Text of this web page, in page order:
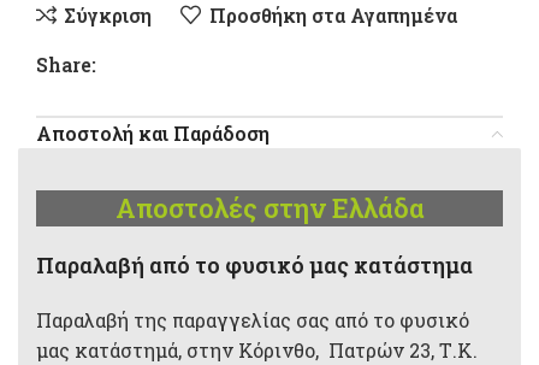
Σύγκριση
Προσθήκη στα Αγαπημένα
Share:
Αποστολή και Παράδοση
Αποστολές στην Ελλάδα
Παραλαβή από το φυσικό μας κατάστημα
Παραλαβή της παραγγελίας σας από το φυσικό
μας κατάστημά, στην Κόρινθο, Πατρών 23, Τ.Κ.